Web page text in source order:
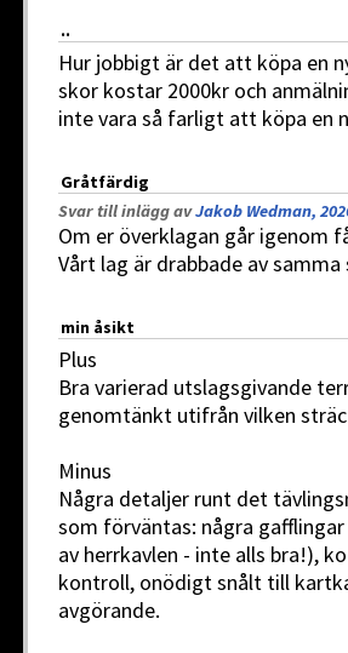
..
Hur jobbigt är det att köpa en
skor kostar 2000kr och
inte vara så farligt att köpa en
Gråtfärdig
Svar till inlägg avJakob Wedman,
Om er överklagan går igenom
Vårt lag är drabbade av samma
min åsikt
Plus
Bra varierad utslagsgivande
genomtänkt utifrån vilken
Minus
Några detaljer runt det
som förväntas: några
av herrkavlen - inte alls bra!),
kontroll, onödigt snålt till
avgörande.